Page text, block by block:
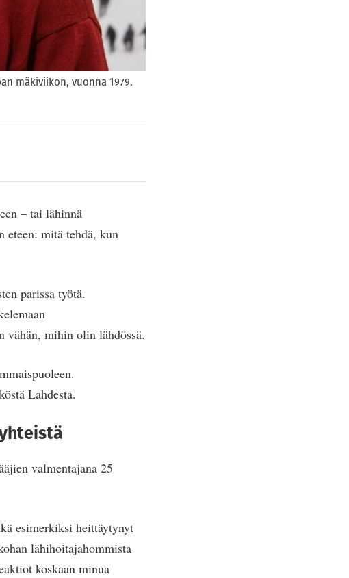
mäkiviikon, vuonna 1979.
– tai lähinnä
eteen: mitä tehdä, kun
parissa työtä.
vähän, mihin olin lähdössä.
Lahdesta.
valmentajana 25
esimerkiksi heittäytynyt
lähihoitajahommista
koskaan minua